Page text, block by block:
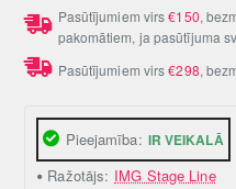
Pieejamība: IR VEIKALĀ
Ražotājs: IMG Stage Line
Pasūtījumiem virs€150,
pakomātiem, ja pasūtījuma
Pasūtījumiem virs€298,